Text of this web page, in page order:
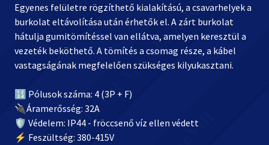
Egyenes felületre rögzíthető kialakítású, a csavarhelyek a
burkolat eltávolítása után érhetők el. A zárt burkolat
hátulja gumitömítéssel van ellátva, amelyen keresztül a
vezeték beköthető. A tömítés a csomag része, a kábel
vastagságának megfelelően szükséges kilyukasztani.
🔢 Pólusok száma: 4 (3P + F)
🔌Áramerősség: 32A
🛡️ Védelem: IP44 - fröccsenő víz ellen védett
⚡ Feszültség: 380-415V